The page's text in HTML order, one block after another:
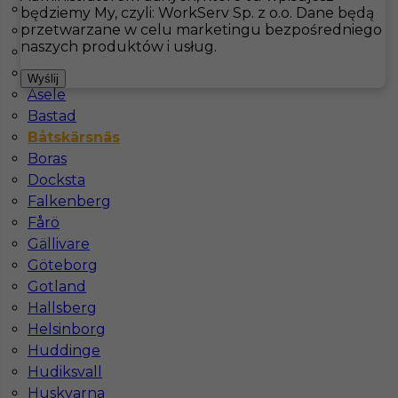
Hotistin Oferty pracyBåtskärsnäs
Pokaż filtr
Are
Arjeplog
Arvidsjaur
Arvika
Åsele
Bastad
Båtskärsnäs
Boras
Docksta
Falkenberg
Fårö
Gällivare
Göteborg
Gotland
Hallsberg
Helsinborg
Huddinge
Hudiksvall
Huskvarna
Kucharz / Kucharka praca za granicą w Szwecji
Kategoria Kuchnia
Lokalizacja Båtskärsnäs
Wymagane języki
będziemy My, czyli: WorkServ Sp. z o.o. Dane będą
przetwarzane w celu marketingu bezpośredniego
naszych produktów i usług.
Wyślij